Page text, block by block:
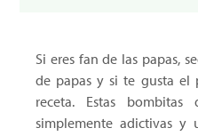
Si eres fan de las papas,
de papas y si te gusta el
receta. Estas
simplemente adictivas y